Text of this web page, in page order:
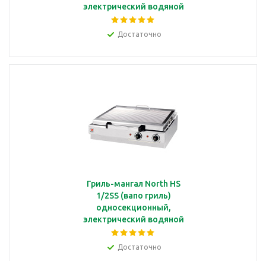
электрический водяной
с чугунной решеткой
60*34 см
Достаточно
Гриль-мангал North HS
1/2SS (вапо гриль)
односекционный,
электрический водяной
с прутковой решеткой
60*34 см
Достаточно